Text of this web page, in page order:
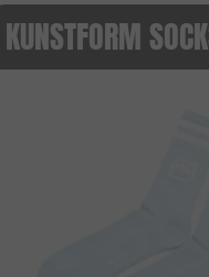
KUNSTFORM